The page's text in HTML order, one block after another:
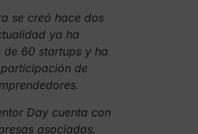
se creó hace dos
ya ha
60 startups y ha
de
Day cuenta con
asociadas,